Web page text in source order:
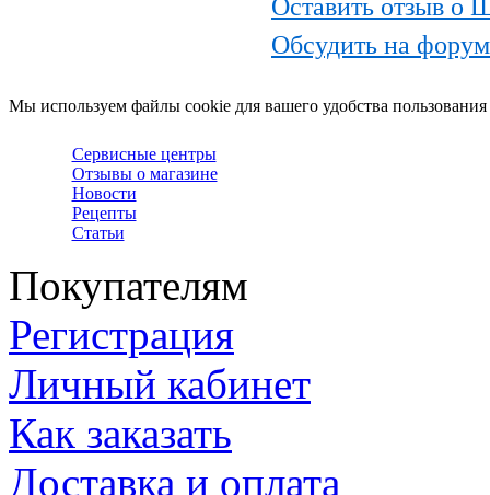
Оставить отзыв
Обсудить на
Мы используем файлы cookie для вашего удобства
Сервисные центры
Отзывы о магазине
Новости
Рецепты
Статьи
Покупателям
Регистрация
Личный кабинет
Как заказать
Доставка и оплата